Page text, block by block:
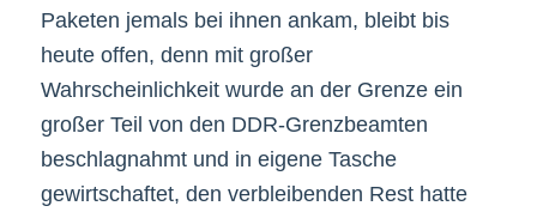
Paketen jemals bei ihnen ankam, bleibt bis
heute offen, denn mit großer
Wahrscheinlichkeit wurde an der Grenze ein
großer Teil von den DDR-Grenzbeamten
beschlagnahmt und in eigene Tasche
gewirtschaftet, den verbleibenden Rest hatte